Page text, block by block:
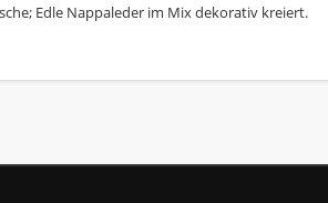
Edle Nappaleder im Mix dekorativ kreiert.